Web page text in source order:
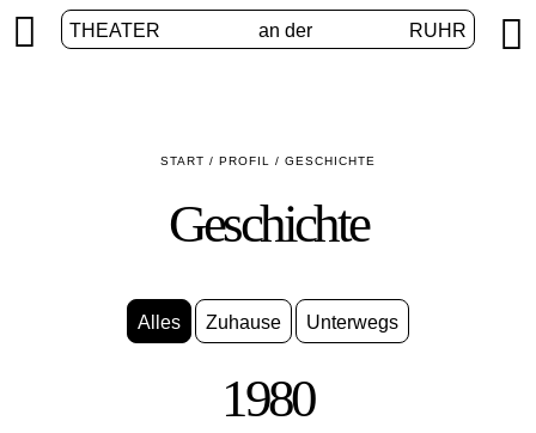
THEATER an der RUHR
 
START / PROFIL / GESCHICHTE
Geschichte
Alles Zuhause Unterwegs
1980